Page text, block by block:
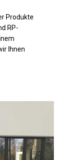
Produkte
RP-
Ihnen